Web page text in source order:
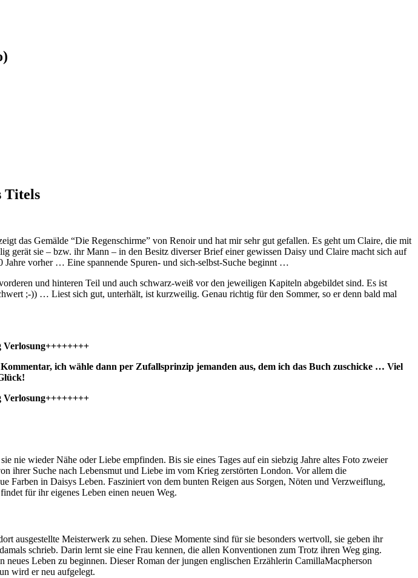
Titels
das Gemälde “Die Regenschirme” von Renoir und hat mir sehr gut gefallen. Es geht um Claire, die mit
gerät sie – bzw. ihr Mann – in den Besitz diverser Brief einer gewissen Daisy und Claire macht sich auf
Jahre vorher … Eine spannende Spuren- und sich-selbst-Suche beginnt …
und hinteren Teil und auch schwarz-weiß vor den jeweiligen Kapiteln abgebildet sind. Es ist
;-)) … Liest sich gut, unterhält, ist kurzweilig. Genau richtig für den Sommer, so er denn bald mal
ich wähle dann per Zufallsprinzip jemanden aus, dem ich das Buch zuschicke … Viel
nie wieder Nähe oder Liebe empfinden. Bis sie eines Tages auf ein siebzig Jahre altes Foto zweier
ihrer Suche nach Lebensmut und Liebe im vom Krieg zerstörten London. Vor allem die
Farben in Daisys Leben. Fasziniert von dem bunten Reigen aus Sorgen, Nöten und Verzweiflung,
für ihr eigenes Leben einen neuen Weg.
ausgestellte Meisterwerk zu sehen. Diese Momente sind für sie besonders wertvoll, sie geben ihr
schrieb. Darin lernt sie eine Frau kennen, die allen Konventionen zum Trotz ihren Weg ging.
Leben zu beginnen. Dieser Roman der jungen englischen Erzählerin CamillaMacpherson
wird er neu aufgelegt.